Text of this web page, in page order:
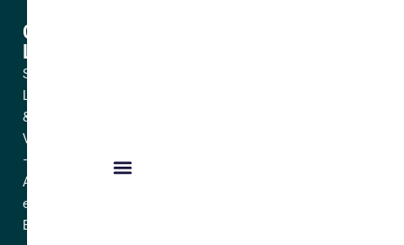
Céline
LAMOUR
Sophrologue
Lyon
&
Villeurbanne
–
Adulte
et
Enfant